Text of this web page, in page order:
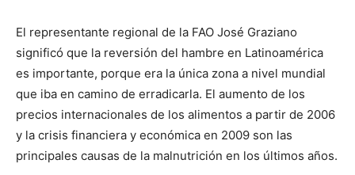
El representante regional de la FAO José Graziano
significó que la reversión del hambre en Latinoamérica
es importante, porque era la única zona a nivel mundial
que iba en camino de erradicarla. El aumento de los
precios internacionales de los alimentos a partir de 2006
y la crisis financiera y económica en 2009 son las
principales causas de la malnutrición en los últimos años.